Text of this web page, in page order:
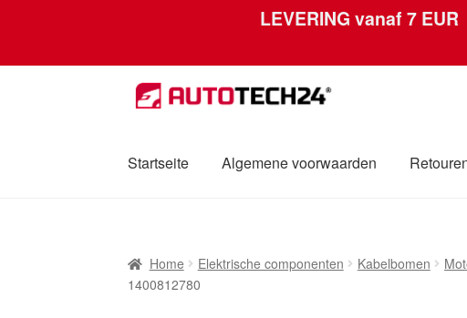
LEVERING vanaf 7 EUR
Skip
to
Skip
to
Startseite Algemene voorwaarden
Mijn accountOver onsPrivacybeleidWereldwijde
Home Elektrische componenten Kabelbomen
1400812780